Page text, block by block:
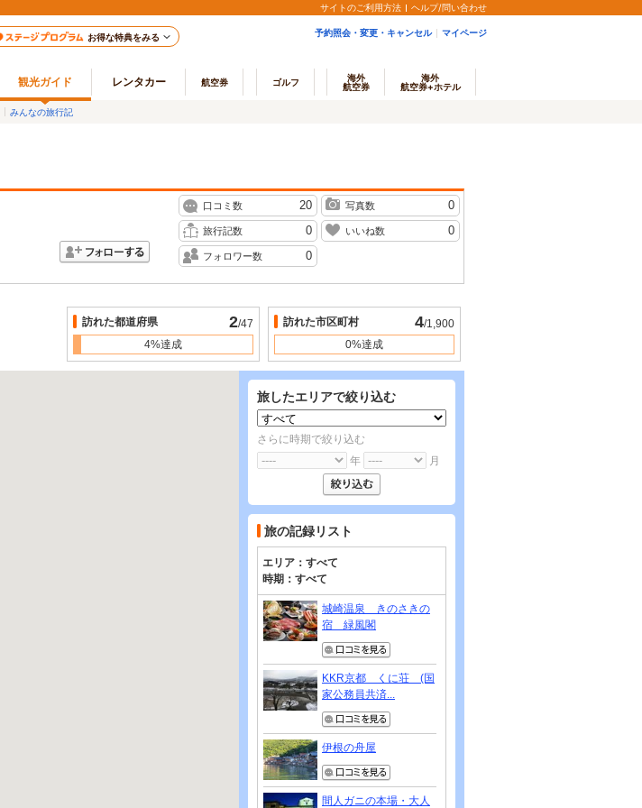
サイトのご利用方法 ヘルプ/問い合わせ
お得な特典をみる 予約照会・変更・キャンセル マイページ
観光ガイド レンタカー 航空券 ゴルフ
海外
航空券
海外
航空券+ホテル
みんなの旅行記
口コミ数 20 写真数 0
旅行記数 0 いいね数 0
フォロワー数 0
訪れた都道府県 2/47
4%達成
訪れた市区町村 4/1,900
0%達成
旅したエリアで絞り込む
さらに時期で絞り込む
年
月
旅の記録リスト
エリア： すべて
時期： すべて
城崎温泉 きのさきの
宿 緑風閣
KKR京都 くに荘 (国
家公務員共済...
伊根の舟屋
間人ガニの本場・大人